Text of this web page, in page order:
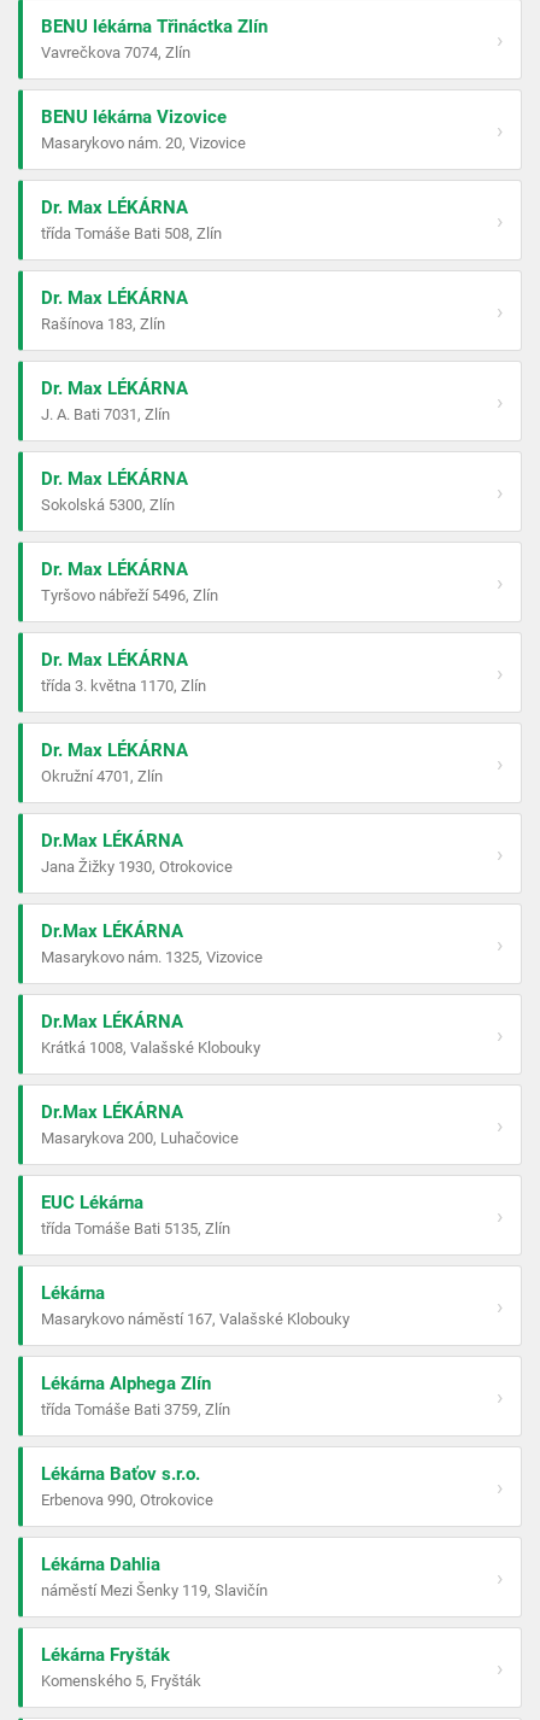
BENU lékárna Třináctka Zlín
Vavrečkova 7074, Zlín
›
BENU lékárna Vizovice
Masarykovo nám. 20, Vizovice
›
Dr. Max LÉKÁRNA
třída Tomáše Bati 508, Zlín
›
Dr. Max LÉKÁRNA
Rašínova 183, Zlín
›
Dr. Max LÉKÁRNA
J. A. Bati 7031, Zlín
›
Dr. Max LÉKÁRNA
Sokolská 5300, Zlín
›
Dr. Max LÉKÁRNA
Tyršovo nábřeží 5496, Zlín
›
Dr. Max LÉKÁRNA
třída 3. května 1170, Zlín
›
Dr. Max LÉKÁRNA
Okružní 4701, Zlín
›
Dr.Max LÉKÁRNA
Jana Žižky 1930, Otrokovice
›
Dr.Max LÉKÁRNA
Masarykovo nám. 1325, Vizovice
›
Dr.Max LÉKÁRNA
Krátká 1008, Valašské Klobouky
›
Dr.Max LÉKÁRNA
Masarykova 200, Luhačovice
›
EUC Lékárna
třída Tomáše Bati 5135, Zlín
›
Lékárna
Masarykovo náměstí 167, Valašské Klobouky
›
Lékárna Alphega Zlín
třída Tomáše Bati 3759, Zlín
›
Lékárna Baťov s.r.o.
Erbenova 990, Otrokovice
›
Lékárna Dahlia
náměstí Mezi Šenky 119, Slavičín
›
Lékárna Fryšták
Komenského 5, Fryšták
›